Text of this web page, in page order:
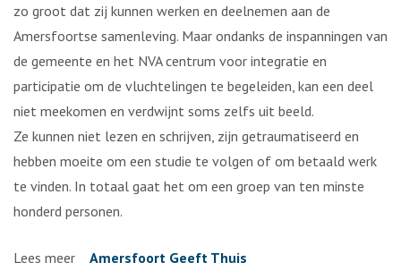
zo groot dat zij kunnen werken en deelnemen aan de
Amersfoortse samenleving. Maar ondanks de inspanningen van
de gemeente en het NVA centrum voor integratie en
participatie om de vluchtelingen te begeleiden, kan een deel
niet meekomen en verdwijnt soms zelfs uit beeld.
Ze kunnen niet lezen en schrijven, zijn getraumatiseerd en
hebben moeite om een studie te volgen of om betaald werk
te vinden. In totaal gaat het om een groep van ten minste
honderd personen.
Lees meer Amersfoort Geeft Thuis